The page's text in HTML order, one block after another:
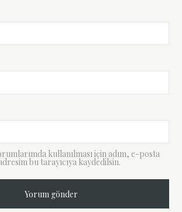
kullanılması için adım, e-posta
bu tarayıcıya kaydedilsin.